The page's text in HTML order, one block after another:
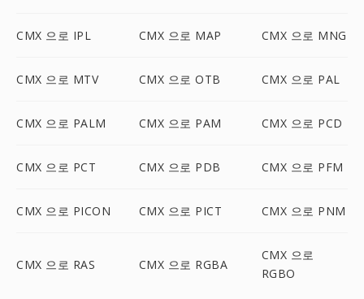
CMX 으로 IPL CMX 으로 MAP CMX 으로 MNG
CMX 으로 MTV CMX 으로 OTB CMX 으로 PAL
CMX 으로 PALM CMX 으로 PAM CMX 으로 PCD
CMX 으로 PCT CMX 으로 PDB CMX 으로 PFM
CMX 으로 PICON CMX 으로 PICT CMX 으로 PNM
CMX 으로 RAS CMX 으로 RGBA
CMX 으로
RGBO